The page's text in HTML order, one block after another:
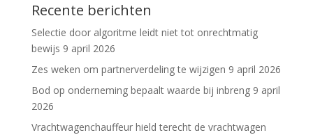
Recente berichten
Selectie door algoritme leidt niet tot onrechtmatig
bewijs 9 april 2026
Zes weken om partnerverdeling te wijzigen 9 april 2026
Bod op onderneming bepaalt waarde bij inbreng 9 april
2026
Vrachtwagenchauffeur hield terecht de vrachtwagen